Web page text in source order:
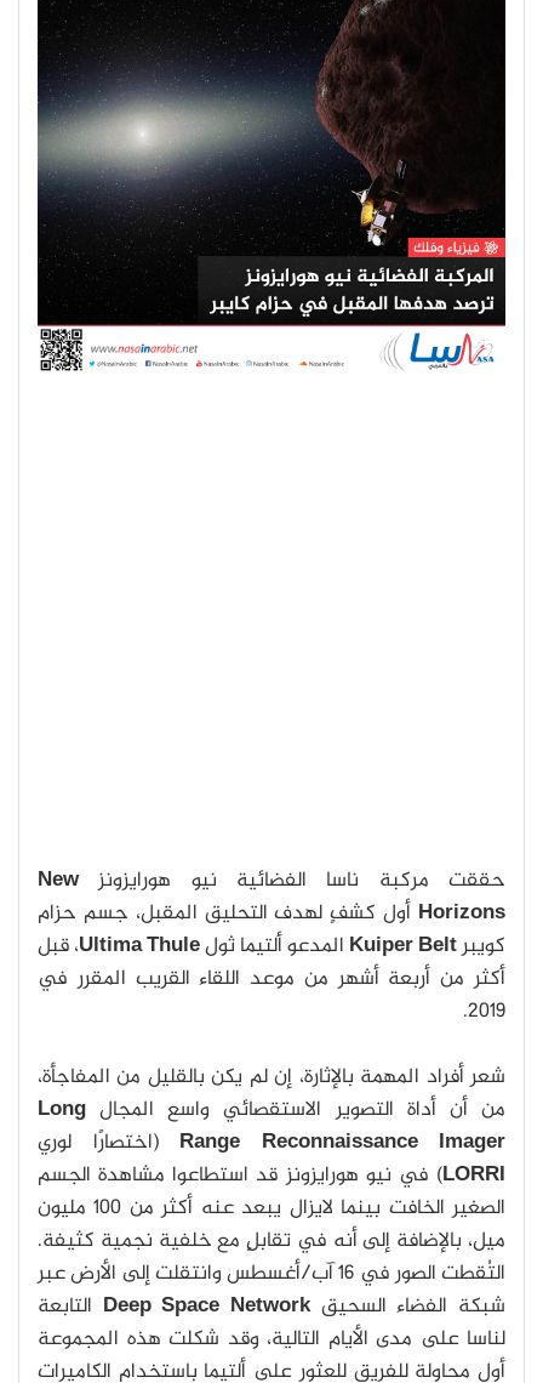
حققت مركبة ناسا الفضائية نيو هورايزونز New
Horizons أول كشفٍ لهدف التحليق المقبل، جسم حزام
كويبرKuiper Belt المدعو ألتيما ثولUltima Thule، قبل
أكثر من أربعة أشهر من موعد اللقاء القريب المقرر في
2019.
شعر أفراد المهمة بالإثارة، إن لم يكن بالقليل من المفاجأة،
من أن أداة التصوير الاستقصائي واسع المجال Long
Range Reconnaissance Imager (اختصارًا لوري
LORRI) في نيو هورايزونز قد استطاعوا مشاهدة الجسم
الصغير الخافت بينما لايزال يبعد عنه أكثر من 100 مليون
ميل، بالإضافة إلى أنه في تقابلٍ مع خلفية نجمية كثيفة.
التُقطت الصور في 16 آب/أغسطس وانتقلت إلى الأرض عبر
شبكة الفضاء السحيقDeep Space Network التابعة
لناسا على مدى الأيام التالية، وقد شكلت هذه المجموعة
أول محاولة للفريق للعثور على ألتيما باستخدام الكاميرات